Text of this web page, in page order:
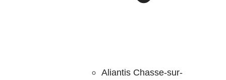
Aliantis Chasse-sur-